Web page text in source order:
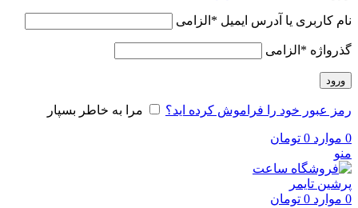
نام کاربری یا آدرس ایمیل * الزامی
گذرواژه * الزامی
ورود
رمز عبور خود را فراموش کرده اید؟ مرا به خاطر بسپار
0 موارد 0 تومان
منو
0 موارد 0 تومان